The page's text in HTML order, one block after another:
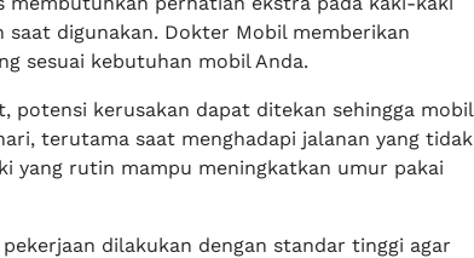
digunakan. Dokter Mobil memberikan
sesuai kebutuhan mobil Anda.
potensi kerusakan dapat ditekan sehingga mobil
terutama saat menghadapi jalanan yang tidak
yang rutin mampu meningkatkan umur pakai
dilakukan dengan standar tinggi agar